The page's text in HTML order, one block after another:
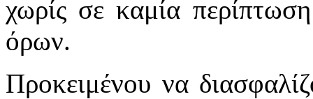
χωρίς σε καμία
όρων.
Προκειμένου να